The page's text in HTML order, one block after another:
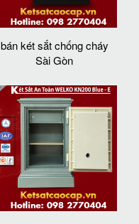
bán két sắt chống cháy
Sài Gòn